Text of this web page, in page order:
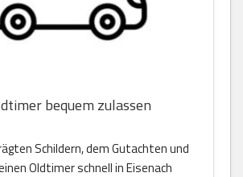
bequem zulassen
Schildern, dem Gutachten und
Oldtimer schnell in Eisenach